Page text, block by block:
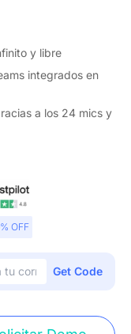
y libre
integrados en
a los 24 mics y
para crear un
de nivel
anotaciones,
ofrece modos de
Seguimiento del
OFF
Get Code